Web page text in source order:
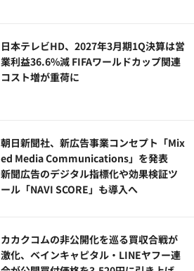
日本テレビHD、2027年3月期1Q決算は営
業利益36.6%減 FIFAワールドカップ関連
コスト増が重荷に
朝日新聞社、新広告事業コンセプト「Mix
ed Media Communications」を発表
新聞広告のデジタル指標化や効果検証ツ
ール「NAVI SCORE」も導入へ
カカクコムの非公開化を巡る買収合戦が
激化、ベインキャピタル・LINEヤフー連